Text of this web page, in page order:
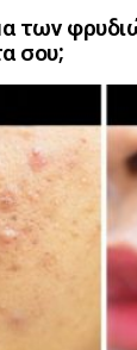
των
σου;